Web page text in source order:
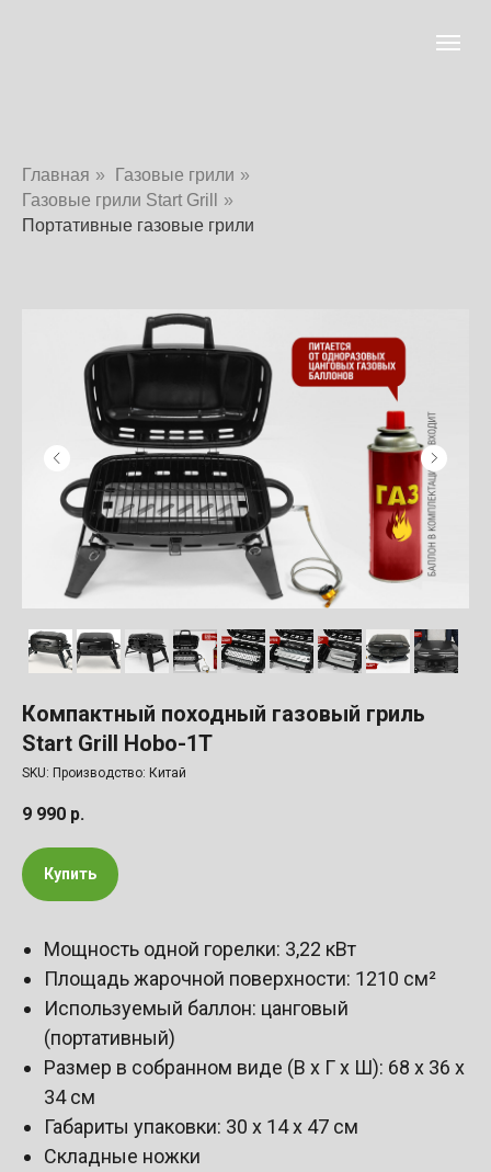
Главная » Газовые грили »
Газовые грили Start Grill
»
Портативные газовые грили
Компактный походный газовый гриль
Start Grill Hobo-1T
SKU: Производство: Китай
9 990 р.
Купить
Мощность одной горелки: 3,22 кВт
Площадь жарочной поверхности: 1210 см²
Используемый баллон: цанговый
(портативный)
Размер в собранном виде (В х Г х Ш): 68 х 36 х
34 см
Габариты упаковки: 30 х 14 х 47 см
Складные ножки